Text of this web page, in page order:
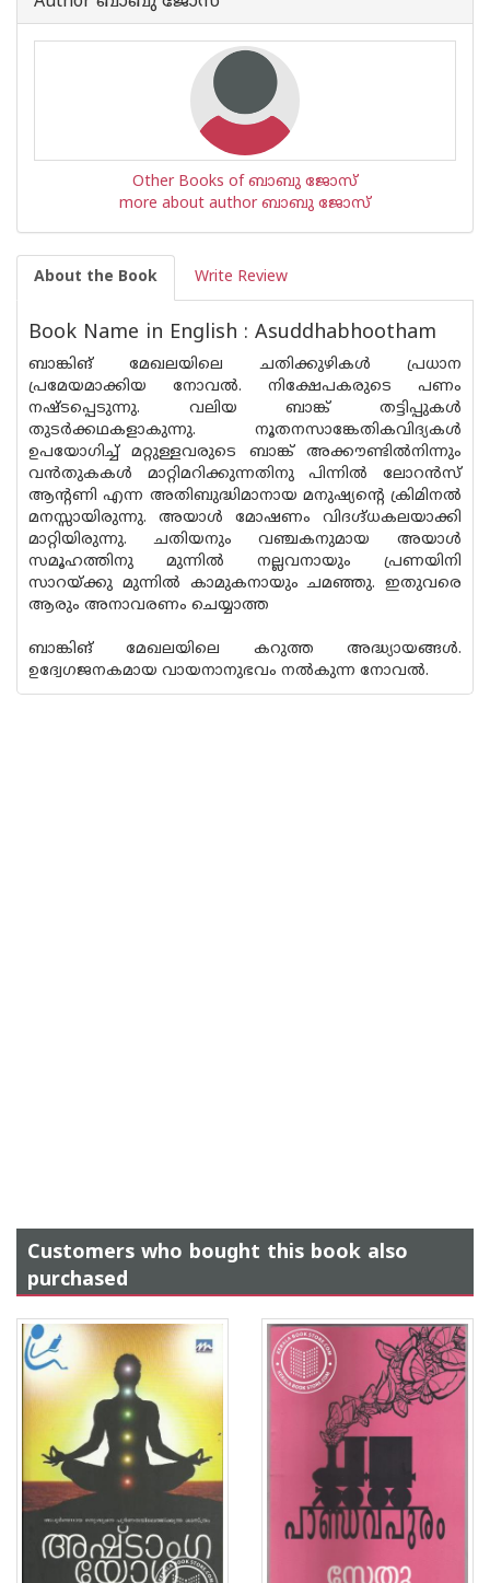
Other Books of ബാബു ജോസ്‌
more about author ബാബു ജോസ്‌
About the Book Write Review
Book Name in English : Asuddhabhootham
ബാങ്കിങ് മേഖലയിലെ ചതിക്കുഴികള്‍ പ്രധാന
പ്രമേയമാക്കിയ നോവല്‍. നിക്ഷേപകരുടെ പണം
നഷ്ടപ്പെടുന്നു. വലിയ ബാങ്ക് തട്ടിപ്പുകള്‍
തുടര്‍ക്കഥകളാകുന്നു. നൂതനസാങ്കേതികവിദ്യകള്‍
ഉപയോഗിച്ച് മറ്റുള്ളവരുടെ ബാങ്ക് അക്കൗണ്ടില്‍നിന്നും
വന്‍തുകകള്‍ മാറ്റിമറിക്കുന്നതിനു പിന്നില്‍ ലോറന്‍സ്
ആന്റണി എന്ന അതിബുദ്ധിമാനായ മനുഷ്യന്റെ ക്രിമിനല്‍
മനസ്സായിരുന്നു. അയാള്‍ മോഷണം വിദഗ്ദ്ധകലയാക്കി
മാറ്റിയിരുന്നു. ചതിയനും വഞ്ചകനുമായ അയാള്‍
സമൂഹത്തിനു മുന്നില്‍ നല്ലവനായും പ്രണയിനി
സാറയ്ക്കു മുന്നില്‍ കാമുകനായും ചമഞ്ഞു. ഇതുവരെ
ആരും അനാവരണം ചെയ്യാത്ത
ബാങ്കിങ് മേഖലയിലെ കറുത്ത അദ്ധ്യായങ്ങള്‍.
ഉദ്വേഗജനകമായ വായനാനുഭവം നല്‍കുന്ന നോവല്‍.
Customers who bought this book also
purchased